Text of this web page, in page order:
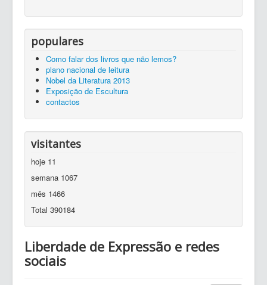
populares
Como falar dos livros que não lemos?
plano nacional de leitura
Nobel da Literatura 2013
Exposição de Escultura
contactos
visitantes
hoje 11
semana 1067
mês 1466
Total 390184
Liberdade de Expressão e redes
sociais